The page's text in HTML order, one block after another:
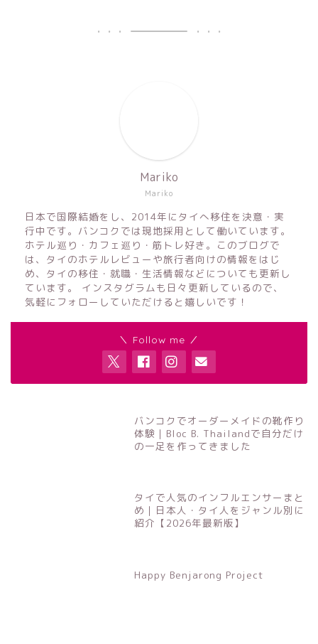
Mariko
Mariko
日本で国際結婚をし、2014年にタイへ移住を決意・実
行中です。バンコクでは現地採用として働いています。
ホテル巡り・カフェ巡り・筋トレ好き。このブログで
は、タイのホテルレビューや旅行者向けの情報をはじ
め、タイの移住・就職・生活情報などについても更新し
ています。 インスタグラムも日々更新しているので、
気軽にフォローしていただけると嬉しいです！
＼ Follow me ／
バンコクでオーダーメイドの靴作り
体験｜Bloc B. Thailandで自分だけ
の一足を作ってきました
タイで人気のインフルエンサーまと
め｜日本人・タイ人をジャンル別に
紹介【2026年最新版】
Happy Benjarong Project